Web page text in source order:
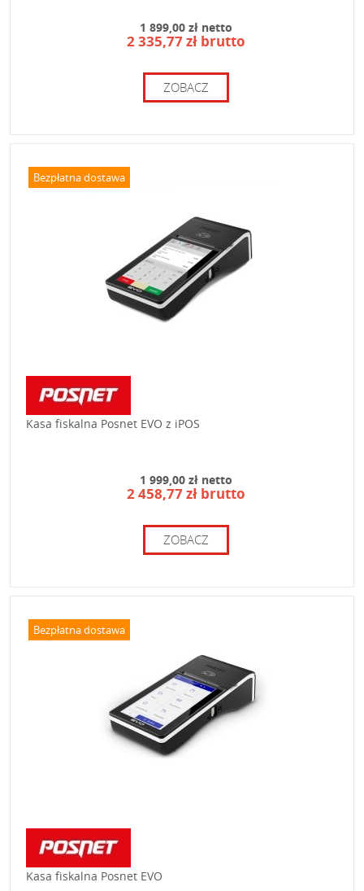
1 899,00 zł netto
2 335,77 zł brutto
ZOBACZ
Bezpłatna dostawa
Kasa fiskalna Posnet EVO z iPOS
1 999,00 zł netto
2 458,77 zł brutto
ZOBACZ
Bezpłatna dostawa
Kasa fiskalna Posnet EVO